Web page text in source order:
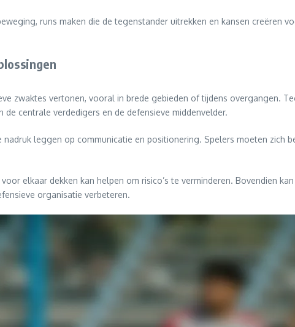
runs maken die de tegenstander uitrekken en kansen creëren
zwaktes vertonen, vooral in brede gebieden of tijdens overgangen.
centrale verdedigers en de defensieve middenvelder.
leggen op communicatie en positionering. Spelers moeten zich
elkaar dekken kan helpen om risico’s te verminderen. Bovendien
organisatie verbeteren.